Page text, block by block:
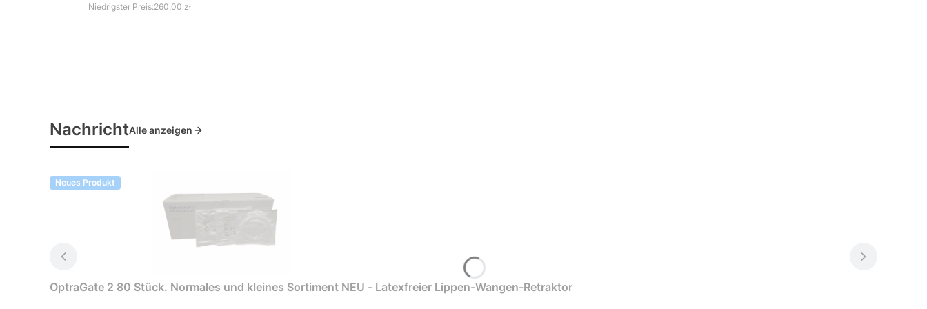
Niedrigster Preis:260,00 zł
NachrichtAlle anzeigen
Neues Produkt
OptraGate 2 80 Stück. Normales und kleines Sortiment NEU - Latexfreier Lippen-Wangen-Retraktor